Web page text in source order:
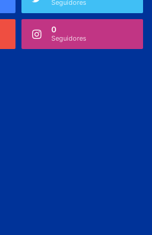
Seguidores
0
Seguidores